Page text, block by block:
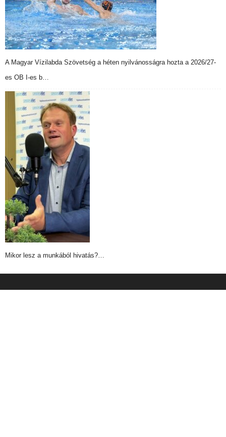
A Magyar Vízilabda Szövetség a héten nyilvánosságra hozta a 2026/27-
es OB I-es b…
Mikor lesz a munkából hivatás?…